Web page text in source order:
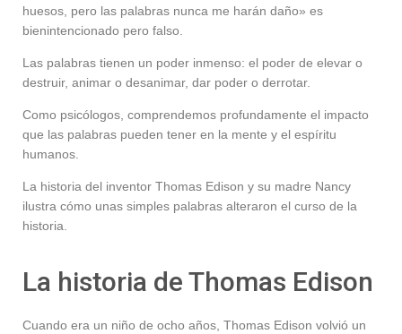
huesos, pero las palabras nunca me harán daño» es
bienintencionado pero falso.
Las palabras tienen un poder inmenso: el poder de elevar o
destruir, animar o desanimar, dar poder o derrotar.
Como psicólogos, comprendemos profundamente el impacto
que las palabras pueden tener en la mente y el espíritu
humanos.
La historia del inventor Thomas Edison y su madre Nancy
ilustra cómo unas simples palabras alteraron el curso de la
historia.
La historia de Thomas Edison
Cuando era un niño de ocho años, Thomas Edison volvió un